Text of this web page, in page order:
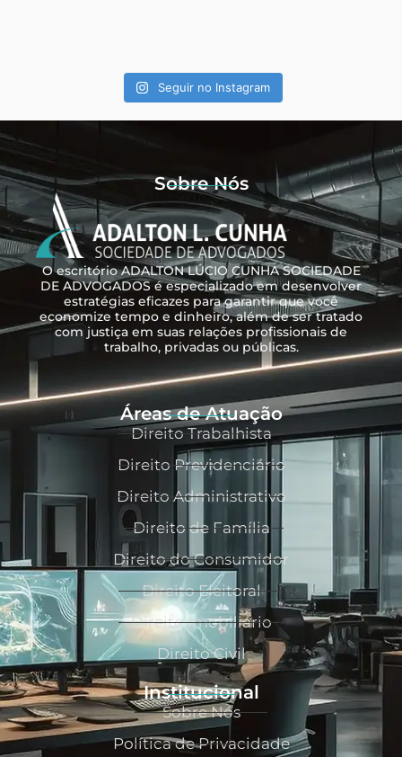
Seguir no Instagram
Sobre Nós
O escritório ADALTON LÚCIO CUNHA SOCIEDADE
DE ADVOGADOS é especializado em desenvolver
estratégias eficazes para garantir que você
economize tempo e dinheiro, além de ser tratado
com justiça em suas relações profissionais de
trabalho, privadas ou públicas.
Áreas de Atuação
Direito Trabalhista
Direito Previdenciário
Direito Administrativo
Direito de Família
Direito do Consumidor
Direito Eleitoral
Direito Imobiliário
Direito Civil
Institucional
Sobre Nós
Política de Privacidade